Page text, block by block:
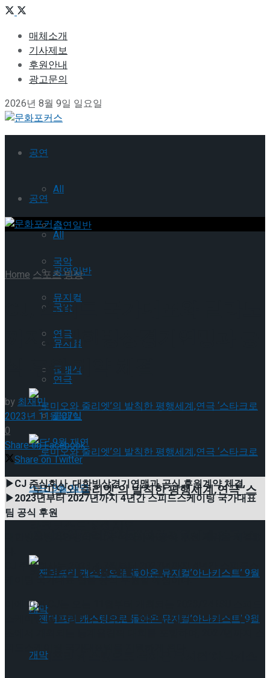
매체소개
기사제보
후원안내
광고문의
2026년 8월 9일 일요일
공연
All
공연일반
국악
뮤지컬
연극
클래식
‘로미오와 줄리엣’의 발칙한 평행세계,연극 ‘스
타크로스드’ 9월 재연
젠더프리 캐스팅으로 돌아온 뮤지컬’아나키스
공연
All
공연일반
국악
뮤지컬
연극
클래식
타크로스드’ 9월 재연
Home스포츠빙상
CJ, 스피드 국가대표와 밀라노
까지… 대한빙상경기연맹과 공
식 후원 계약 체결
by최재민
2023년 11월 07일
0
Share on Facebook
Share on Twitter
▶CJ 주식회사, 대한빙상경기연맹과 공식 후원계약 체결
▶2023년부터 2027년까지 4년간 스피드스케이팅 국가대표
팀 공식 후원
CJ 주식회사는 2023년 7월부터 2027년까지 4년간 스피드스
케이팅 국가대표 팀을 공식 후원할 예정이다.
이에 따라 CJ는 오는 11월부터 개최되는 2023/24 ISU 스피드
스케이팅 월드 컵 1차 대회부터 2026년 밀라노-코르티나담페
피드스케이팅 국가대표팀을 지원하게 된다.